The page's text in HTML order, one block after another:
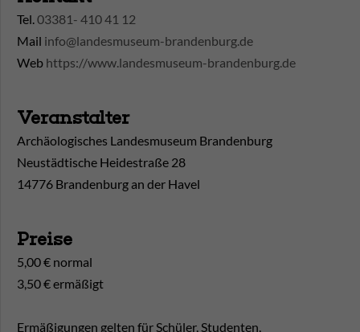
Tel.03381- 410 41 12
Mail info@landesmuseum-brandenburg.de
Web https://www.landesmuseum-brandenburg.de
Veranstalter
Archäologisches Landesmuseum Brandenburg
Neustädtische Heidestraße 28
14776 Brandenburg an der Havel
Preise
5,00 € normal
3,50 € ermäßigt
Ermäßigungen gelten für Schüler, Studenten,